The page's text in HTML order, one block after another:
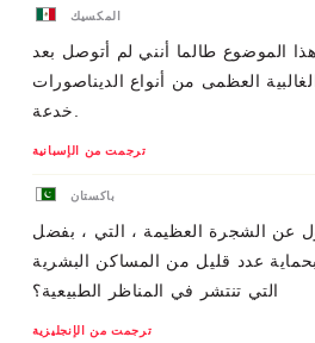
المكسيك
الموضوع طالما أنني لم أتوصل بعد
العظمى من أنواع الديناصورات
ترجمت من الإسبانية
باكستان
عن الشجرة العظيمة ، التي ، بفضل
عدد قليل من المساكن البشرية
التي تنتشر في المناظر الطبيعية؟
ترجمت من الإنجليزية